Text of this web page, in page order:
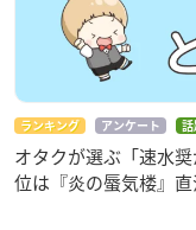
ランキング アンケート 話
オタクが選ぶ「速水
位は『炎の蜃気楼』直